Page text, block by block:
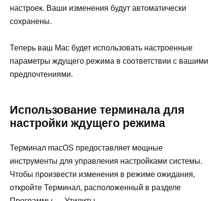
настроек. Ваши изменения будут автоматически
сохранены.
Теперь ваш Mac будет использовать настроенные
параметры ждущего режима в соответствии с вашими
предпочтениями.
Использование терминала для
настройки ждущего режима
Терминал macOS предоставляет мощные
инструменты для управления настройками системы.
Чтобы произвести изменения в режиме ожидания,
откройте Терминал, расположенный в разделе